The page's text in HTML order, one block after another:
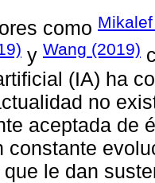
como
y Wang (2019)
(IA) ha
no
aceptada de
constante
le dan